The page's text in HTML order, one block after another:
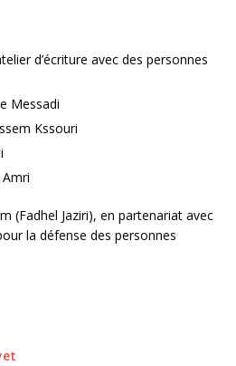
d’écriture avec des personnes
Messadi
Kssouri
(Fadhel Jaziri), en partenariat avec
la défense des personnes